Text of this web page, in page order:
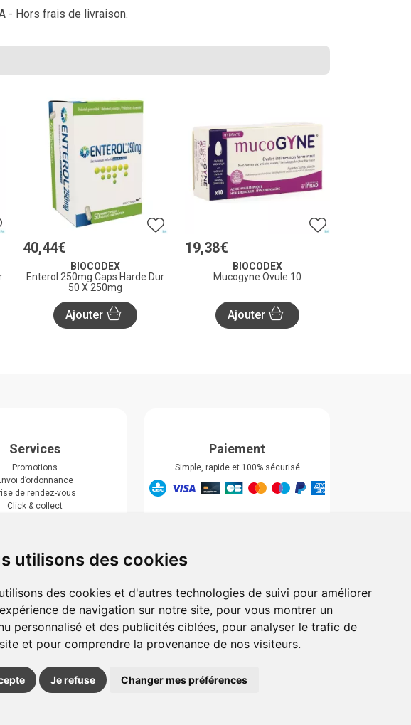
utilisons des cookies
des cookies et d'autres technologies de suivi pour améliorer
de navigation sur notre site, pour vous montrer un
personnalisé et des publicités ciblées, pour analyser le trafic de
et pour comprendre la provenance de nos visiteurs.
Je refuse Changer mes préférences
- Hors frais de livraison.
40,44€
BIOCODEX
Enterol 250mg Caps Harde Dur
50 X 250mg
Ajouter
19,38€
BIOCODEX
Mucogyne Ovule 10
Ajouter
Services
Promotions
d’ordonnance
de rendez-vous
Click & collect
Paiement
Simple, rapide et 100% sécurisé